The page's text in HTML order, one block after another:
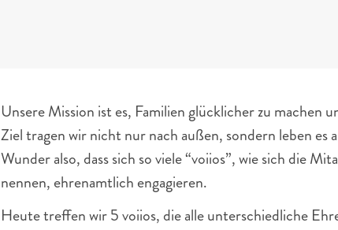
Unsere Mission ist es, Familien glücklicher zu machen
Ziel tragen wir nicht nur nach außen, sondern leben es
Wunder also, dass sich so viele “voiios”, wie sich die
nennen, ehrenamtlich engagieren.
Heute treffen wir 5 voiios, die alle unterschiedliche